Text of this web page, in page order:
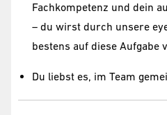
Fachkompetenz und dein
– du wirst durch unsere
bestens auf diese Aufgabe
Du liebst es, im Team